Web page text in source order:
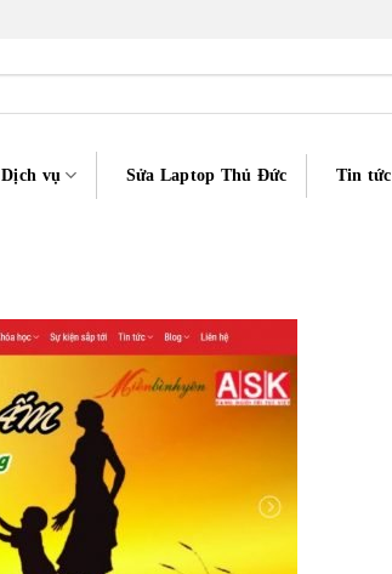
Dịch vụ Sửa Laptop Thủ Đức Tin tức